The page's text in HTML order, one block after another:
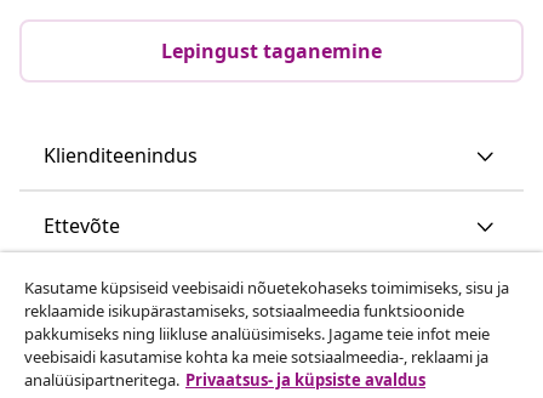
Lepingust taganemine
Klienditeenindus
Ettevõte
vidaXL
Vaata rohkem
Kasutame küpsiseid veebisaidi nõuetekohaseks toimimiseks, sisu ja
reklaamide isikupärastamiseks, sotsiaalmeedia funktsioonide
pakkumiseks ning liikluse analüüsimiseks. Jagame teie infot meie
veebisaidi kasutamise kohta ka meie sotsiaalmeedia-, reklaami ja
analüüsipartneritega. Privaatsus- ja küpsiste avaldus